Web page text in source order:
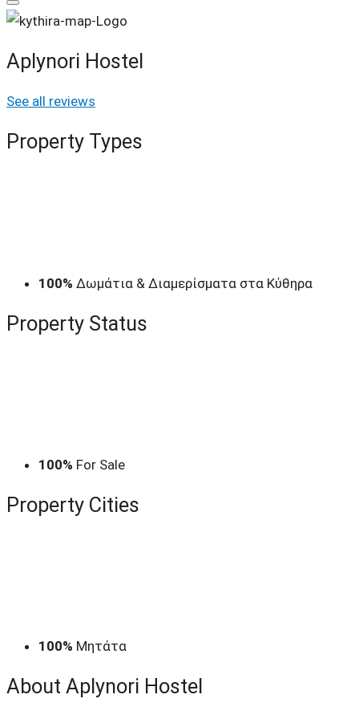
Aplynori Hostel
See all reviews
Property Types
100% Δωμάτια & Διαμερίσματα στα Κύθηρα
Property Status
100% For Sale
Property Cities
100% Μητάτα
About Aplynori Hostel